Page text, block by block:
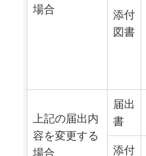
場合
添付
図書
上記の届出内
容を変更する
場合
届出
書
添付